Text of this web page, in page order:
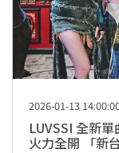
2026-01-13
LUVSSI 全新
火力全開 「新